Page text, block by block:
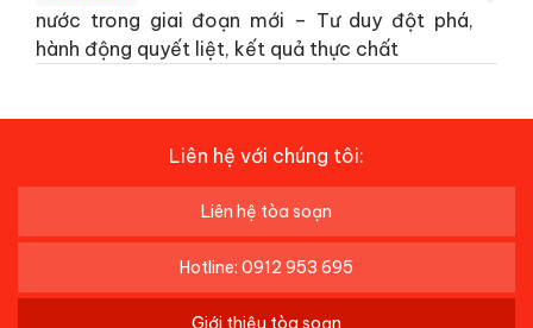
nước trong giai đoạn mới – Tư duy đột phá,
hành động quyết liệt, kết quả thực chất
Liên hệ với chúng tôi:
Liên hệ tòa soạn
Hotline: 0912 953 695
Giới thiệu tòa soạn